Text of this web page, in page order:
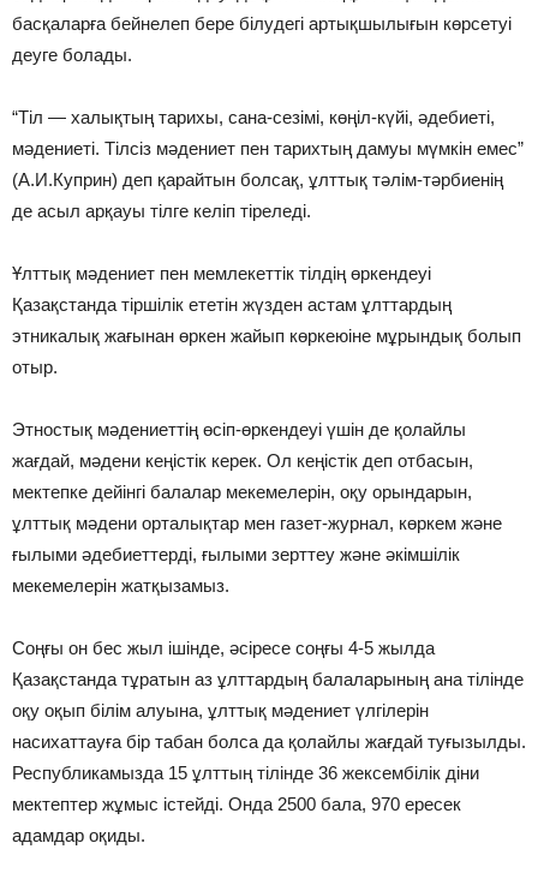
басқаларға бейнелеп бере бiлудегi артықшылығын көрсетуi
деуге болады.
“Тiл — халықтың тарихы, сана-сезiмi, көңiл-күйi, әдебиетi,
мәдениетi. Тiлсiз мәдениет пен тарихтың дамуы мүмкiн емес”
(А.И.Куприн) деп қарайтын болсақ, ұлттық тәлiм-тәрбиенiң
де асыл арқауы тiлге келiп тiреледi.
Ұлттық мәдениет пен мемлекеттiк тiлдiң өркендеуi
Қазақстанда тiршiлiк ететiн жүзден астам ұлттардың
этникалық жағынан өркен жайып көркеюiне мұрындық болып
отыр.
Этностық мәдениеттiң өсiп-өркендеуi үшiн де қолайлы
жағдай, мәдени кеңiстiк керек. Ол кеңiстiк деп отбасын,
мектепке дейiнгi балалар мекемелерiн, оқу орындарын,
ұлттық мәдени орталықтар мен газет-журнал, көркем және
ғылыми әдебиеттердi, ғылыми зерттеу және әкiмшiлiк
мекемелерiн жатқызамыз.
Соңғы он бес жыл iшiнде, әсiресе соңғы 4-5 жылда
Қазақстанда тұратын аз ұлттардың балаларының ана тiлiнде
оқу оқып бiлiм алуына, ұлттық мәдениет үлгiлерiн
насихаттауға бiр табан болса да қолайлы жағдай туғызылды.
Республикамызда 15 ұлттың тiлiнде 36 жексембiлiк дiни
мектептер жұмыс iстейдi. Онда 2500 бала, 970 ересек
адамдар оқиды.